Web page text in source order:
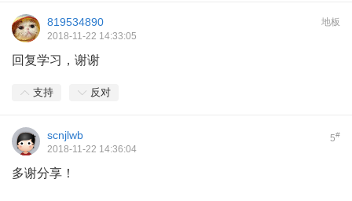
地板
819534890
2018-11-22 14:33:05
回复学习，谢谢
支持 反对
5#
scnjlwb
2018-11-22 14:36:04
多谢分享！